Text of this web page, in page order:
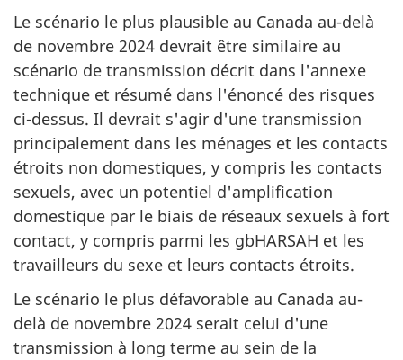
Le scénario le plus plausible au Canada au-delà
de novembre 2024 devrait être similaire au
scénario de transmission décrit dans l'annexe
technique et résumé dans l'énoncé des risques
ci-dessus. Il devrait s'agir d'une transmission
principalement dans les ménages et les contacts
étroits non domestiques, y compris les contacts
sexuels, avec un potentiel d'amplification
domestique par le biais de réseaux sexuels à fort
contact, y compris parmi les gbHARSAH et les
travailleurs du sexe et leurs contacts étroits.
Le scénario le plus défavorable au Canada au-
delà de novembre 2024 serait celui d'une
transmission à long terme au sein de la